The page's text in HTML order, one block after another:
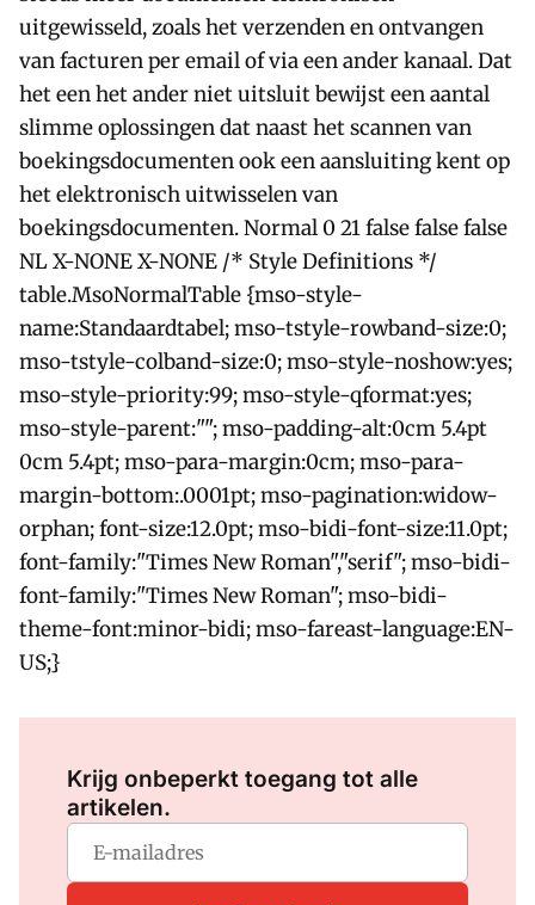
uitgewisseld, zoals het verzenden en ontvangen
van facturen per email of via een ander kanaal. Dat
het een het ander niet uitsluit bewijst een aantal
slimme oplossingen dat naast het scannen van
boekingsdocumenten ook een aansluiting kent op
het elektronisch uitwisselen van
boekingsdocumenten. Normal 0 21 false false false
NL X-NONE X-NONE /* Style Definitions */
table.MsoNormalTable {mso-style-
name:Standaardtabel; mso-tstyle-rowband-size:0;
mso-tstyle-colband-size:0; mso-style-noshow:yes;
mso-style-priority:99; mso-style-qformat:yes;
mso-style-parent:""; mso-padding-alt:0cm 5.4pt
0cm 5.4pt; mso-para-margin:0cm; mso-para-
margin-bottom:.0001pt; mso-pagination:widow-
orphan; font-size:12.0pt; mso-bidi-font-size:11.0pt;
font-family:"Times New Roman","serif"; mso-bidi-
font-family:"Times New Roman"; mso-bidi-
theme-font:minor-bidi; mso-fareast-language:EN-
US;}
Krijg onbeperkt toegang tot alle
artikelen.